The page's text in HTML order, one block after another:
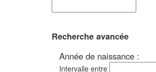
Recherche avancée
Année de naissance :
Intervalle entre